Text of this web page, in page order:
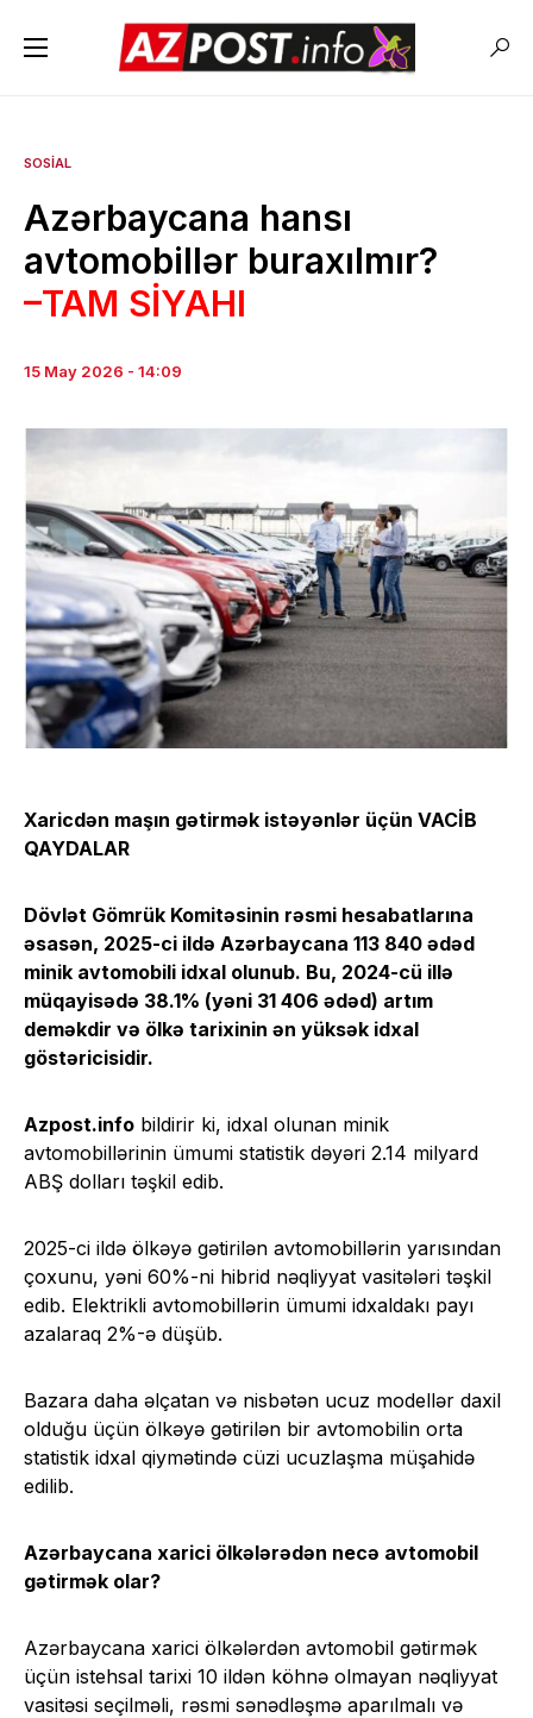
SOSIAL
Azərbaycana hansı
avtomobillər buraxılmır?
–TAM SİYAHI
15 May 2026 - 14:09
Xaricdən maşın gətirmək istəyənlər üçün VACİB
QAYDALAR
Dövlət Gömrük Komitəsinin rəsmi hesabatlarına
əsasən, 2025-ci ildə Azərbaycana 113 840 ədəd
minik avtomobili idxal olunub. Bu, 2024-cü illə
müqayisədə 38.1% (yəni 31 406 ədəd) artım
deməkdir və ölkə tarixinin ən yüksək idxal
göstəricisidir.
Azpost.info bildirir ki, idxal olunan minik
avtomobillərinin ümumi statistik dəyəri 2.14 milyard
ABŞ dolları təşkil edib.
2025-ci ildə ölkəyə gətirilən avtomobillərin yarısından
çoxunu, yəni 60%-ni hibrid nəqliyyat vasitələri təşkil
edib. Elektrikli avtomobillərin ümumi idxaldakı payı
azalaraq 2%-ə düşüb.
Bazara daha əlçatan və nisbətən ucuz modellər daxil
olduğu üçün ölkəyə gətirilən bir avtomobilin orta
statistik idxal qiymətində cüzi ucuzlaşma müşahidə
edilib.
Azərbaycana xarici ölkələrədən necə avtomobil
gətirmək olar?
Azərbaycana xarici ölkələrdən avtomobil gətirmək
üçün istehsal tarixi 10 ildən köhnə olmayan nəqliyyat
vasitəsi seçilməli, rəsmi sənədləşmə aparılmalı və